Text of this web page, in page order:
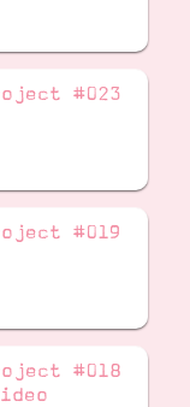
#023
#019
#018